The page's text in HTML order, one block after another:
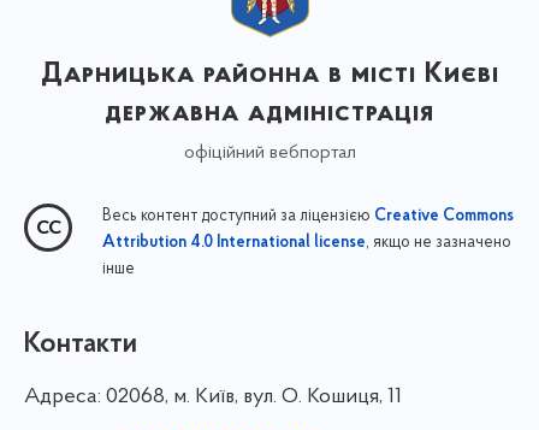
Дарницька районна в місті Києві
державна адміністрація
офіційний вебпортал
Весь контент доступний за ліцензією Creative Commons
Attribution 4.0 International license, якщо не зазначено
інше
Контакти
Адреса: 02068, м. Київ, вул. О. Кошиця, 11